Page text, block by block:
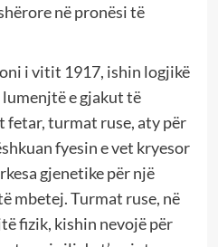
në pronësi të
i vitit 1917, ishin logjikë
e gjakut të
turmat ruse, aty për
fyesin e vet kryesor
gjenetike për një
mbetej. Turmat ruse, në
fizik, kishin nevojë për